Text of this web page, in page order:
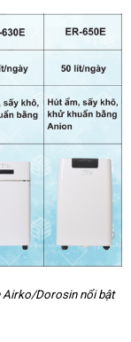
Airko/Dorosin nổi bật